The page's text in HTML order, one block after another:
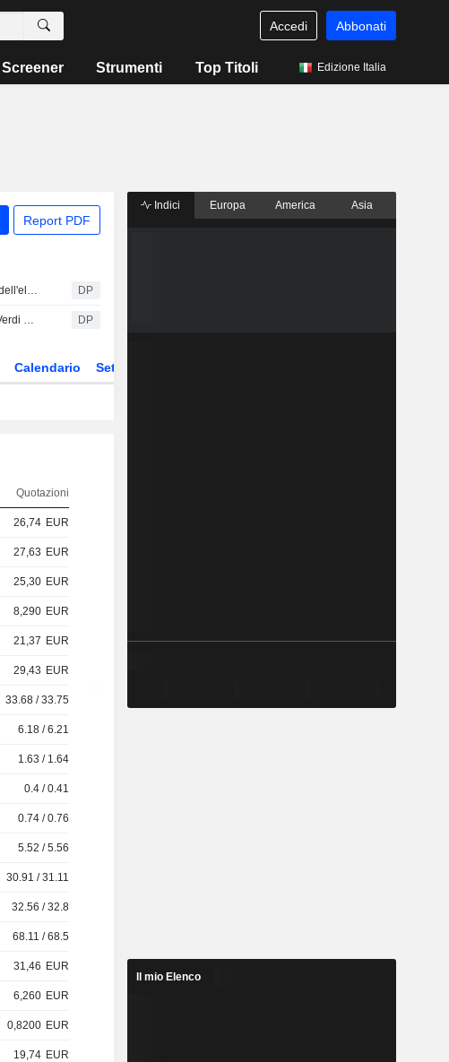
Accedi Abbonati
Screener Strumenti Top Titoli Edizione Italia
Report PDF
Reiche prevede un calo dei prezzi dell'elettricità nel medio termine DP
Sassonia-Anhalt: la candidata dei Verdi propone prezzi regionali per l'elettricità DP
Calendario Settore
Quotazioni
26,74 EUR
27,63 EUR
25,30 EUR
8,290 EUR
21,37 EUR
29,43 EUR
33.68 / 33.75
6.18 / 6.21
1.63 / 1.64
0.4 / 0.41
0.74 / 0.76
5.52 / 5.56
30.91 / 31.11
32.56 / 32.8
68.11 / 68.5
31,46 EUR
6,260 EUR
0,8200 EUR
19,74 EUR
Indici Europa America Asia
Il mio Elenco